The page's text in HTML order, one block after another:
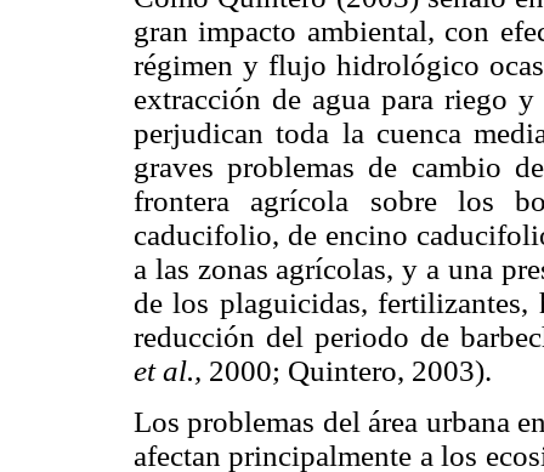
gran impacto ambiental, con
régimen y flujo hidrológico
extracción de agua para riego
perjudican toda la cuenca
graves problemas de cambio
frontera agrícola sobre los
caducifolio, de encino
a las zonas agrícolas, y a una
de los plaguicidas, fertilizantes,
reducción del periodo de
et al., 2000; Quintero, 2003).
Los problemas del área urbana
afectan principalmente a los